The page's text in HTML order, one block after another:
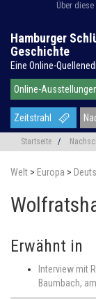
Über diese
Hamburger
Geschichte
Eine Online-
Online-
Zeitstrahl
Startseite /
Welt > Europa >
Erwähnt in
Interview mit
Baumbach,